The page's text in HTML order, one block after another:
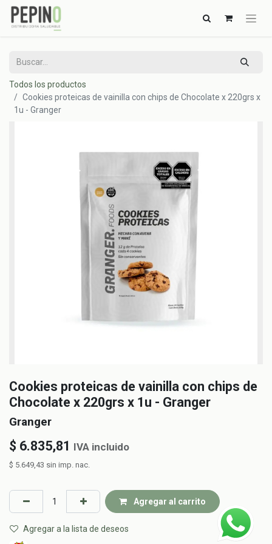
Todos los productos
Cookies proteicas de vainilla con chips de Chocolate x 220grs x
1u - Granger
Cookies proteicas de vainilla con chips de
Chocolate x 220grs x 1u - Granger
Granger
$ 6.835,81 IVA incluido
$ 5.649,43 sin imp. nac.
Agregar al carrito
Agregar a la lista de deseos